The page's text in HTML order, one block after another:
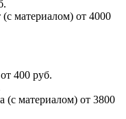
материалом) от 4000
400 руб.
(с материалом) от 3800